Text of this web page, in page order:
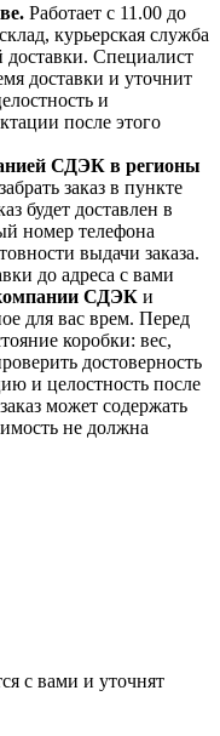
Работает с 11.00 до
курьерская служба
доставки. Специалист
доставки и уточнит
и
после этого
СДЭК в регионы
заказ в пункте
будет доставлен в
номер телефона
выдачи заказа.
до адреса с вами
СДЭК и
для вас врем. Перед
коробки: вес,
достоверность
и целостность после
может содержать
не должна
с вами и уточнят